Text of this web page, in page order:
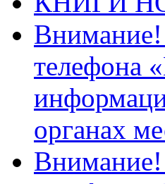
Внимание!
телефона
органах
Внимание!